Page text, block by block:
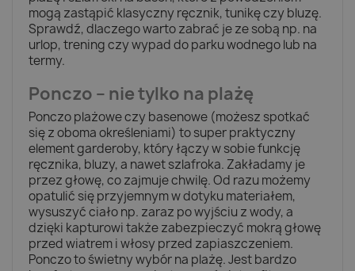
mogą zastąpić klasyczny ręcznik, tunikę czy bluzę.
Sprawdź, dlaczego warto zabrać je ze sobą np. na
urlop, trening czy wypad do parku wodnego lub na
termy.
Ponczo – nie tylko na plażę
Ponczo plażowe czy basenowe (możesz spotkać
się z oboma określeniami) to super praktyczny
element garderoby, który łączy w sobie funkcję
ręcznika, bluzy, a nawet szlafroka. Zakładamy je
przez głowę, co zajmuje chwilę. Od razu możemy
opatulić się przyjemnym w dotyku materiałem,
wysuszyć ciało np. zaraz po wyjściu z wody, a
dzięki kapturowi także zabezpieczyć mokrą głowę
przed wiatrem i włosy przed zapiaszczeniem.
Ponczo to świetny wybór na plażę. Jest bardzo